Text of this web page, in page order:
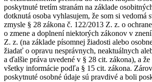
poskytnuté tretím stranám na základe
dotknutá osoba vyhlasujem, že som si vedomá
zmysle § 28 zákona č. 122/2013 Z. z. o
o zmene a doplnení niektorých zákonov v
Z. z. (na základe písomnej žiadosti alebo
žiadať o opravu nesprávnych, neaktuálnych
a ďalšie práva uvedené v § 28 cit. zákona), a
všetky informácie podľa § 15 cit. zákona.
poskytnuté osobné údaje sú pravdivé a boli